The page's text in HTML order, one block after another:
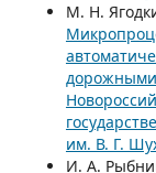
М. Н.
им. В. Г.
И. А.